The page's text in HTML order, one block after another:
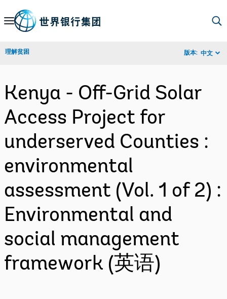
Skip
Navigation
理解贫困 版本: 中文
Kenya - Off-Grid Solar
Access Project for
underserved Counties :
environmental
assessment (Vol. 1 of 2) :
Environmental and
social management
framework (英语)